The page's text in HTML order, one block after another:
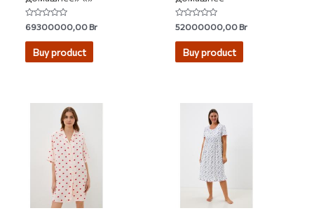
Rated
0
out
69300000,00Br
Buy product
Rated
0
out
52000000,00Br
Buy product